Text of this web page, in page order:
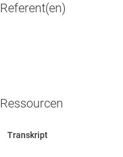
Referent(en)
Ressourcen